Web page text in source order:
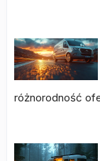
różnorodność